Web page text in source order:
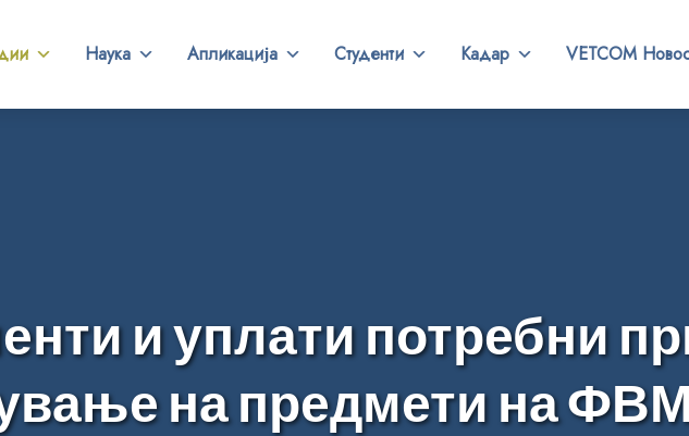
Наука Апликација Студенти Кадар VETCOM
и уплати потребни
на предмети на